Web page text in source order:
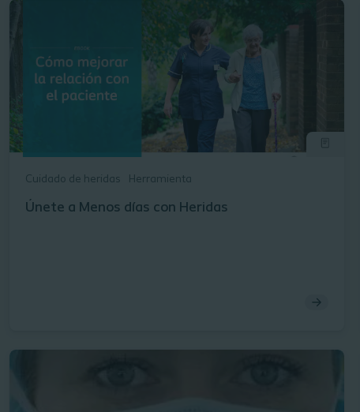
Cuidado de heridas Herramienta
Únete a Menos días con Heridas